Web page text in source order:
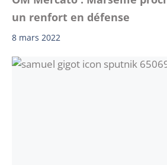
un renfort en défense
8 mars 2022